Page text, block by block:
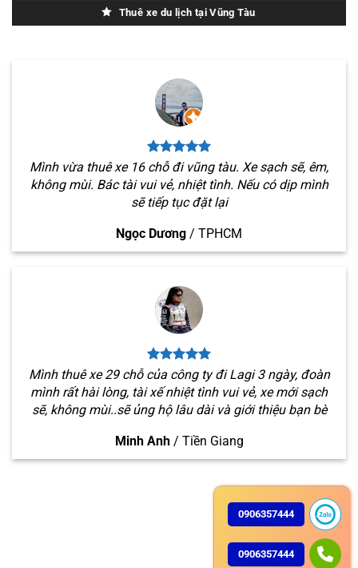
Thuê xe du lịch tại Vũng Tàu
Mình vừa thuê xe 16 chỗ đi vũng tàu. Xe sạch sẽ, êm,
không mùi. Bác tài vui vẻ, nhiệt tình. Nếu có dịp mình
sẽ tiếp tục đặt lại
Ngọc Dương / TPHCM
Mình thuê xe 29 chỗ của công ty đi Lagi 3 ngày, đoàn
mình rất hài lòng, tài xế nhiệt tình vui vẻ, xe mới sạch
sẽ, không mùi..sẽ ủng hộ lâu dài và giới thiệu bạn bè
Minh Anh / Tiền Giang
0906357444
0906357444